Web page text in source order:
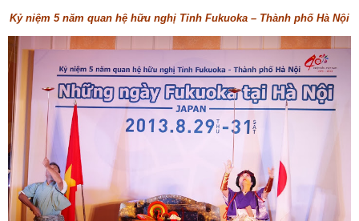
Kỷ niệm 5 năm quan hệ hữu nghị Tỉnh Fukuoka – Thành phố Hà Nội